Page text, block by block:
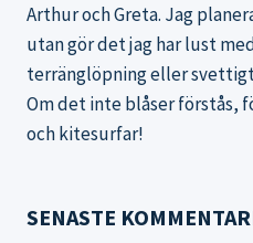
Arthur och Greta. Jag
utan gör det jag har lust
terränglöpning eller
Om det inte blåser förstås,
och kitesurfar!
SENASTE